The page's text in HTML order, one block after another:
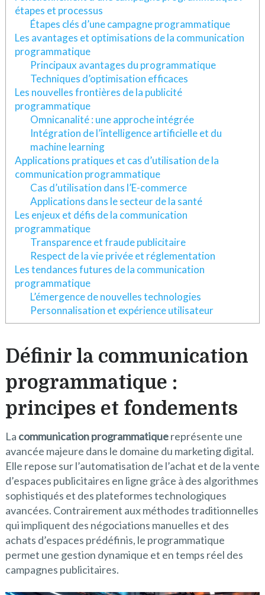
étapes et processus
Étapes clés d’une campagne programmatique
Les avantages et optimisations de la communication
programmatique
Principaux avantages du programmatique
Techniques d’optimisation efficaces
Les nouvelles frontières de la publicité
programmatique
Omnicanalité : une approche intégrée
Intégration de l’intelligence artificielle et du
machine learning
Applications pratiques et cas d’utilisation de la
communication programmatique
Cas d’utilisation dans l’E-commerce
Applications dans le secteur de la santé
Les enjeux et défis de la communication
programmatique
Transparence et fraude publicitaire
Respect de la vie privée et réglementation
Les tendances futures de la communication
programmatique
L’émergence de nouvelles technologies
Personnalisation et expérience utilisateur
Définir la communication
programmatique :
principes et fondements
La communication programmatiquereprésente une
avancée majeure dans le domaine du marketing digital.
Elle repose sur l’automatisation de l’achat et de la vente
d’espaces publicitaires en ligne grâce à des algorithmes
sophistiqués et des plateformes technologiques
avancées. Contrairement aux méthodes traditionnelles
qui impliquent des négociations manuelles et des
achats d’espaces prédéfinis, le programmatique
permet une gestion dynamique et en temps réel des
campagnes publicitaires.